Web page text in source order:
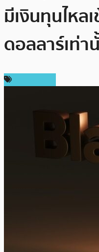
มีเงินทุนไหล
ดอลลาร์เท่า